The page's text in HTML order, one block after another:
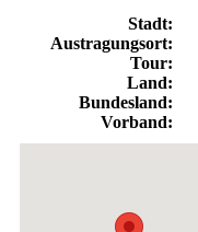
Stadt:
Austragungsort:
Tour:
Land:
Bundesland:
Vorband: